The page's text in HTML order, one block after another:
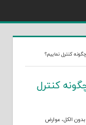
کنترل نماییم؟
کنترل
الکل، عوارض